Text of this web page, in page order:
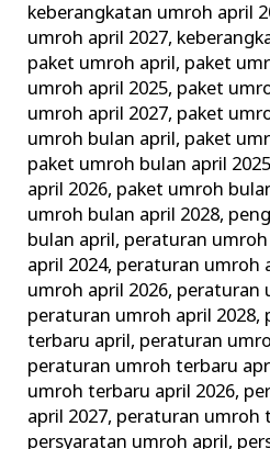
keberangkatan umroh april
umroh april 2027,
paket umroh april, paket
umroh april 2025, paket
umroh april 2027, paket
umroh bulan april, paket
paket umroh bulan april
april 2026, paket umroh
umroh bulan april 2028,
bulan april, peraturan
april 2024, peraturan umroh
umroh april 2026, peraturan
peraturan umroh april 2028,
terbaru april, peraturan
peraturan umroh terbaru
umroh terbaru april 2026,
april 2027, peraturan umroh
persyaratan umroh april,